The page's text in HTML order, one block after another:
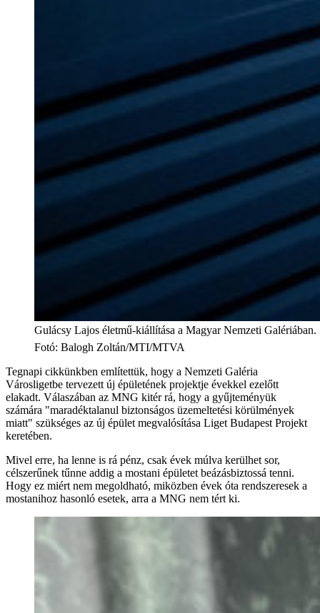
Gulácsy Lajos életmű-kiállítása a Magyar Nemzeti Galériában.
Fotó: Balogh Zoltán/MTI/MTVA
Tegnapi cikkünkben említettük, hogy a Nemzeti Galéria
Városligetbe tervezett új épületének projektje évekkel ezelőtt
elakadt. Válaszában az MNG kitér rá, hogy a gyűjteményük
számára "maradéktalanul biztonságos üzemeltetési körülmények
miatt" szükséges az új épület megvalósítása Liget Budapest Projekt
keretében.
Mivel erre, ha lenne is rá pénz, csak évek múlva kerülhet sor,
célszerűnek tűnne addig a mostani épületet beázásbiztossá tenni.
Hogy ez miért nem megoldható, miközben évek óta rendszeresek a
mostanihoz hasonló esetek, arra a MNG nem tért ki.